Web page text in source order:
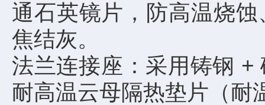
通石英镜片，防高温烧
焦结灰。
法兰连接座：采用铸钢 +
耐高温云母隔热垫片（